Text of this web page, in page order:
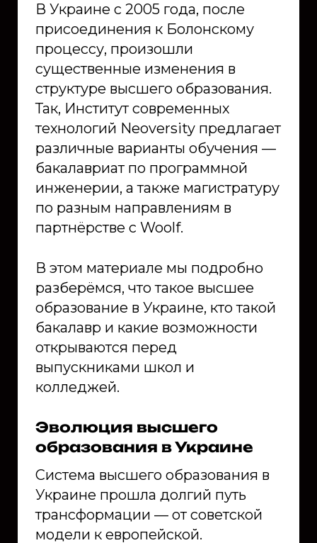
В Украине с 2005 года, после
присоединения к Болонскому
процессу, произошли
существенные изменения в
структуре высшего образования.
Так, Институт современных
технологий Neoversity предлагает
различные варианты обучения —
бакалавриат по программной
инженерии, а также магистратуру
по разным направлениям в
партнёрстве с Woolf.
В этом материале мы подробно
разберёмся, что такое высшее
образование в Украине, кто такой
бакалавр и какие возможности
открываются перед
выпускниками школ и
колледжей.
Эволюция высшего
образования в Украине
Система высшего образования в
Украине прошла долгий путь
трансформации — от советской
модели к европейской.